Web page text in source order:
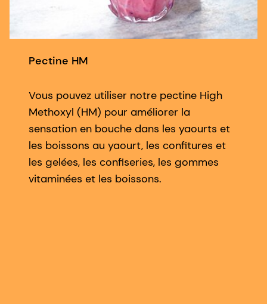
Pectine HM
Vous pouvez utiliser notre pectine High
Methoxyl (HM) pour améliorer la
sensation en bouche dans les yaourts et
les boissons au yaourt, les confitures et
les gelées, les confiseries, les gommes
vitaminées et les boissons.